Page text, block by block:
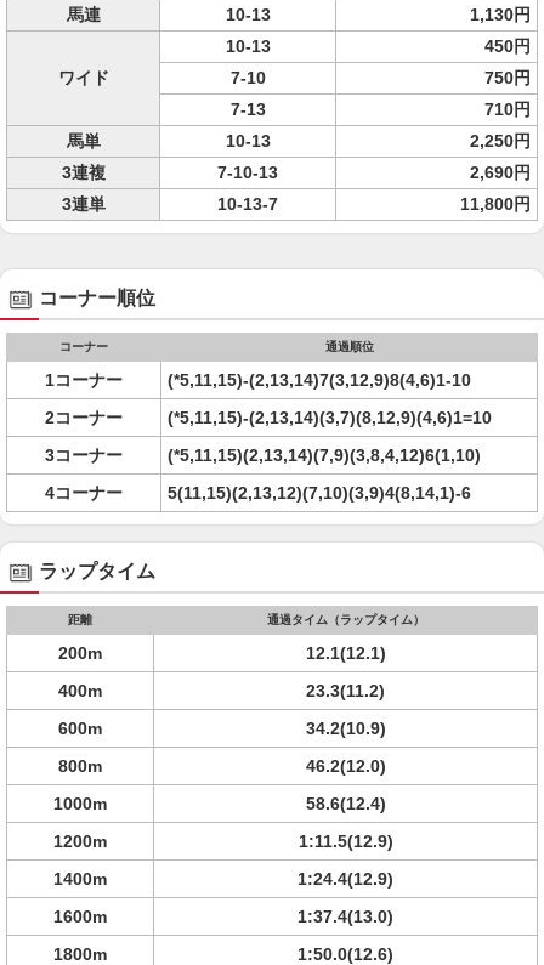
馬連
10-13 1,130円
ワイド
10-13
450円
7-10
750円
7-13
710円
馬単
10-13
2,250円
3連複
7-10-13
2,690円
3連単
10-13-7 11,800円
コーナー順位
コーナー 通過順位
1コーナー
(*5,11,15)-(2,13,14)7(3,12,9)8(4,6)1-10
2コーナー
(*5,11,15)-(2,13,14)(3,7)(8,12,9)(4,6)1=10
3コーナー
(*5,11,15)(2,13,14)(7,9)(3,8,4,12)6(1,10)
4コーナー
5(11,15)(2,13,12)(7,10)(3,9)4(8,14,1)-6
ラップタイム
距離 通過タイム（ラップタイム）
200m
12.1(12.1)
400m
23.3(11.2)
600m
34.2(10.9)
800m
46.2(12.0)
1000m
58.6(12.4)
1200m
1:11.5(12.9)
1400m
1:24.4(12.9)
1600m
1:37.4(13.0)
1800m
1:50.0(12.6)